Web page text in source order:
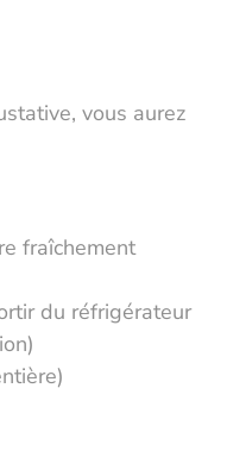
vous aurez
fraîchement
du réfrigérateur